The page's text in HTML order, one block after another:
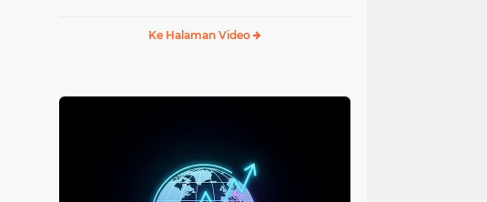
Ke Halaman Video